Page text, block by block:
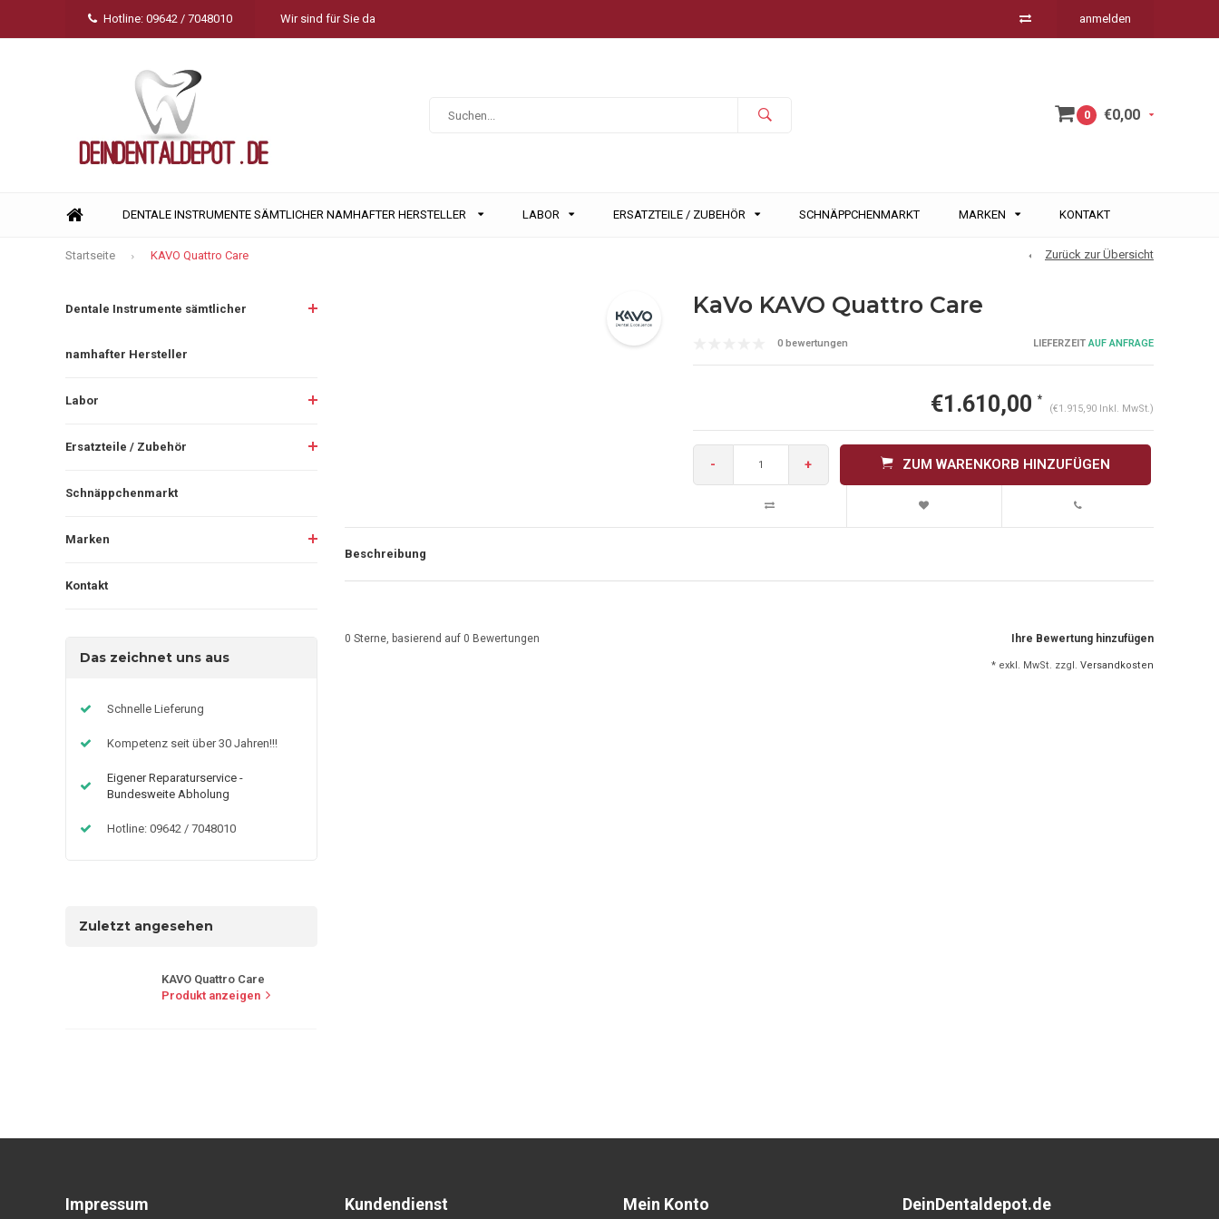
Hotline: 09642 / 7048010 Wir sind für Sie da anmelden
0 €0,00
DENTALE INSTRUMENTE SÄMTLICHER NAMHAFTER HERSTELLER LABOR ERSATZTEILE / ZUBEHÖR SCHNÄPPCHENMARKT MARKEN KONTAKT
Startseite KAVO Quattro Care Zurück zur Übersicht
Dentale Instrumente sämtlicher
namhafter Hersteller
Labor
Ersatzteile / Zubehör
Schnäppchenmarkt
Marken
Kontakt
Das zeichnet uns aus
Schnelle Lieferung
Kompetenz seit über 30 Jahren!!!
Eigener Reparaturservice -
Bundesweite Abholung
Hotline: 09642 / 7048010
Zuletzt angesehen
KAVO Quattro Care
Produkt anzeigen
KaVo KAVO Quattro Care
0 bewertungen LIEFERZEITAUF ANFRAGE
€1.610,00 *
(€1.915,90 Inkl. MwSt.)
- + ZUM WARENKORB HINZUFÜGEN
Beschreibung
Ihre Bewertung hinzufügen
0 Sterne, basierend auf 0 Bewertungen
* exkl. MwSt. zzgl. Versandkosten
Impressum Kundendienst Mein Konto DeinDentaldepot.de